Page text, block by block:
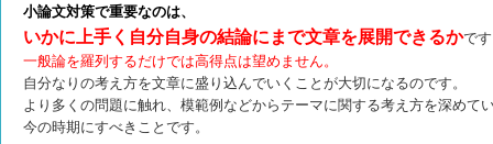
小論文対策で重要なのは、
いかに上手く自分自身の結論にまで文章を展開できるかで
一般論を羅列するだけでは高得点は望めません。
自分なりの考え方を文章に盛り込んでいくことが大切になるのです。
より多くの問題に触れ、模範例などからテーマに関する考え方を深めて
今の時期にすべきことです。